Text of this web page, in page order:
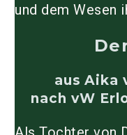
und dem Wesen
aus Aika
nach vW